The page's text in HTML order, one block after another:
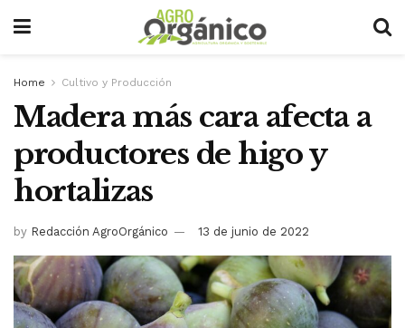
Home Cultivo y Producción
Madera más cara afecta a
productores de higo y
hortalizas
by Redacción AgroOrgánico 13 de junio de 2022